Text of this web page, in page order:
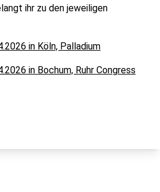
ihr zu den jeweiligen
in Köln, Palladium
in Bochum, Ruhr Congress